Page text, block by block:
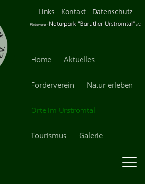
Navigation
überspringen
Links Kontakt Datenschutz
Navigation
Home Aktuelles
Förderverein Natur erleben
Orte im Urstromtal
Tourismus Galerie